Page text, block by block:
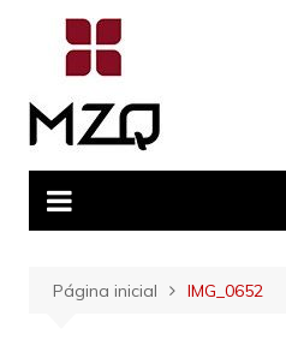
conteúdo
Página inicial IMG_0652